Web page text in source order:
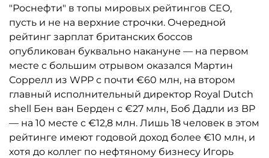
"Роснефти" в топы мировых рейтингов CEO,
пусть и не на верхние строчки. Очередной
рейтинг зарплат британских боссов
опубликован буквально накануне — на первом
месте с большим отрывом оказался Мартин
Соррелл из WPP с почти €60 млн, на втором
главный исполнительный директор Royal Dutch
shell Бен ван Берден с €27 млн, Боб Дадли из BP
— на 10 месте с €12,8 млн. Лишь 18 человек в этом
рейтинге имеют годовой доход более €10 млн, и
хотя до коллег по нефтяному бизнесу Игорь